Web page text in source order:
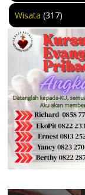
Wisata (317)